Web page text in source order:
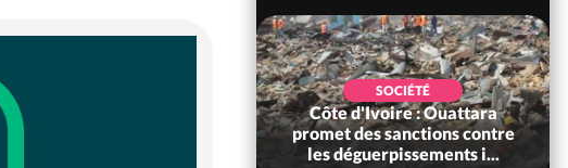
Côte d'Ivoire : Après le pari
réussi du 66e anniversaire,
SOCIÉTÉ
Côte d'Ivoire : Ouattara
promet des sanctions contre
les déguerpissements i...